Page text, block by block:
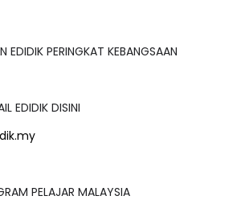
EDIDIK PERINGKAT KEBANGSAAN
EDIDIK DISINI
PELAJAR MALAYSIA